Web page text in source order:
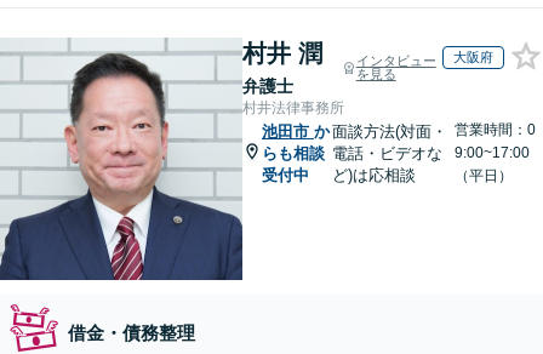
村井 潤
弁護士
インタビュー
を見る
大阪府
村井法律事務所
池田市 か
らも相談
受付中
面談方法(対面・
電話・ビデオな
ど)は応相談
営業時間：0
9:00~17:00
（平日）
借金・債務整理